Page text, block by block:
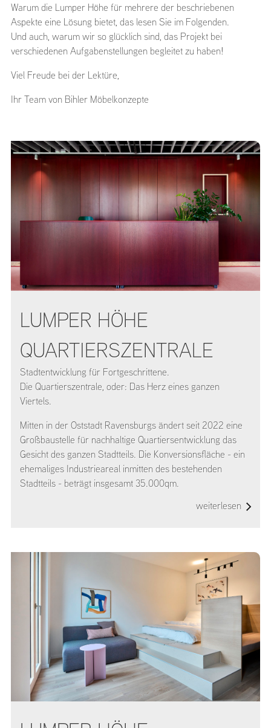
Warum die Lumper Höhe für mehrere der beschriebenen
Aspekte eine Lösung bietet, das lesen Sie im Folgenden.
Und auch, warum wir so glücklich sind, das Projekt bei
verschiedenen Aufgabenstellungen begleitet zu haben!
Viel Freude bei der Lektüre,
Ihr Team von Bihler Möbelkonzepte
LUMPER HÖHE
QUARTIERSZENTRALE
Stadtentwicklung für Fortgeschrittene.
Die Quartierszentrale, oder: Das Herz eines ganzen
Viertels.
Mitten in der Oststadt Ravensburgs ändert seit 2022 eine
Großbaustelle für nachhaltige Quartiersentwicklung das
Gesicht des ganzen Stadtteils. Die Konversionsfläche - ein
ehemaliges Industrieareal inmitten des bestehenden
Stadtteils - beträgt insgesamt 35.000qm.
weiterlesen